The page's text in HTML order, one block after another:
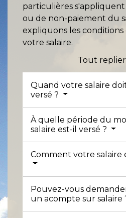
particulières s'appliquent
ou de non-paiement du
expliquons les
votre salaire.
Tout replier
Quand votre salaire
versé ?
À quelle période du
salaire est-il versé ?
Comment votre salaire
Pouvez-vous
un acompte sur salaire